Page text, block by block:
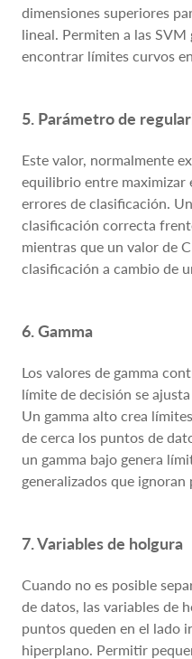
dimensiones superiores
lineal. Permiten a las
encontrar límites curvos
5. Parámetro de
Este valor, normalmente
equilibrio entre maximizar
errores de clasificación.
clasificación correcta
mientras que un valor de
clasificación a cambio de
6. Gamma
Los valores de gamma
límite de decisión se
Un gamma alto crea
de cerca los puntos de
un gamma bajo genera
generalizados que ignoran
7. Variables de holgura
Cuando no es posible
de datos, las variables de
puntos queden en el lado
hiperplano. Permitir